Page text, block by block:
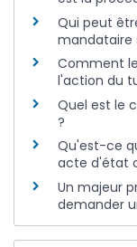
Qui peut
mandataire
Comment
l'action du
Quel est le
?
Qu'est-ce
acte d'état
Un majeur
demander